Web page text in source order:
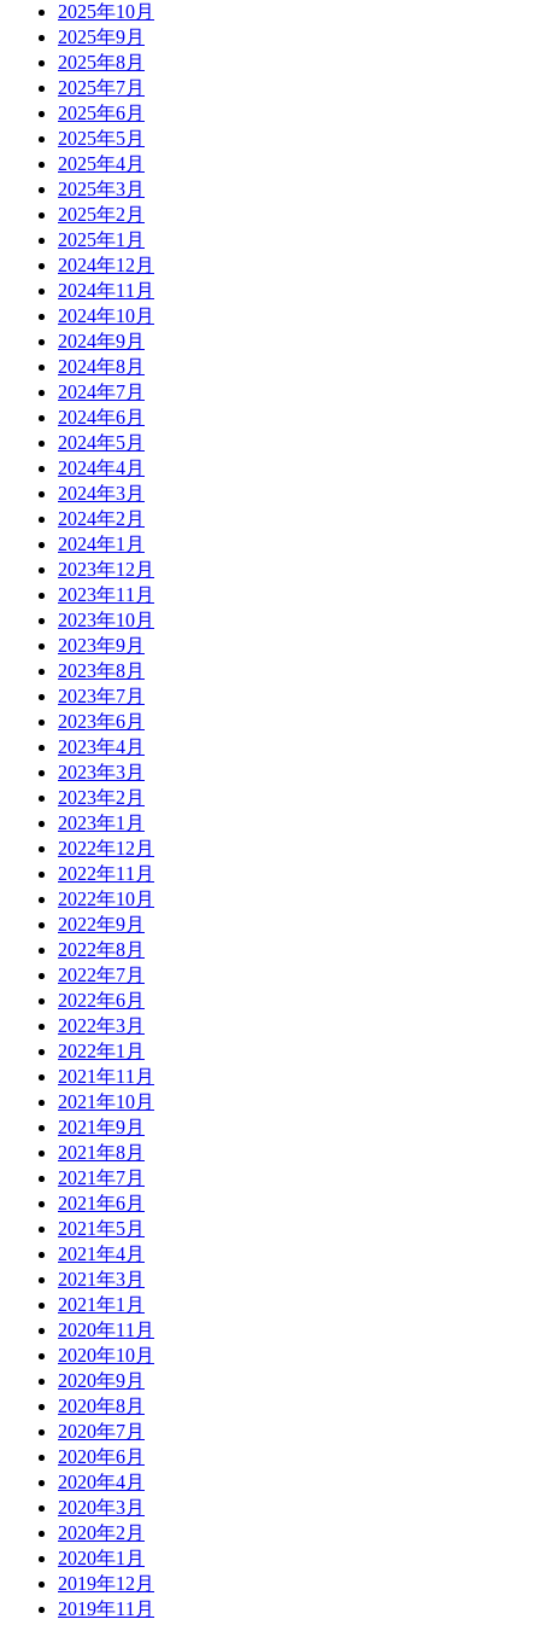
2025年10月
2025年9月
2025年8月
2025年7月
2025年6月
2025年5月
2025年4月
2025年3月
2025年2月
2025年1月
2024年12月
2024年11月
2024年10月
2024年9月
2024年8月
2024年7月
2024年6月
2024年5月
2024年4月
2024年3月
2024年2月
2024年1月
2023年12月
2023年11月
2023年10月
2023年9月
2023年8月
2023年7月
2023年6月
2023年4月
2023年3月
2023年2月
2023年1月
2022年12月
2022年11月
2022年10月
2022年9月
2022年8月
2022年7月
2022年6月
2022年3月
2022年1月
2021年11月
2021年10月
2021年9月
2021年8月
2021年7月
2021年6月
2021年5月
2021年4月
2021年3月
2021年1月
2020年11月
2020年10月
2020年9月
2020年8月
2020年7月
2020年6月
2020年4月
2020年3月
2020年2月
2020年1月
2019年12月
2019年11月